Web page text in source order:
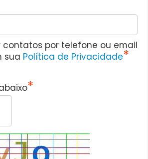
contatos por telefone ou email
sua Política de Privacidade